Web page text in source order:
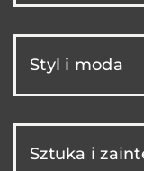
Styl i moda
Sztuka i